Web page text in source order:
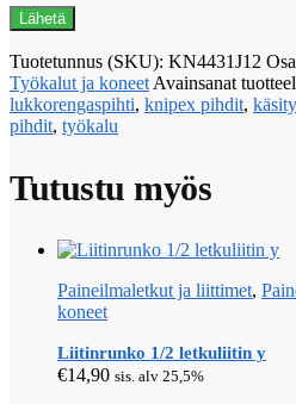
Tuotetunnus (SKU): KN4431J12
Työkalut ja koneet Avainsanat
lukkorengaspihti, knipex pihdit,
pihdit, työkalu
Tutustu myös
Paineilmaletkut ja liittimet,
koneet
Liitinrunko 1/2 letkuliitin y
€14,90 sis. alv 25,5%